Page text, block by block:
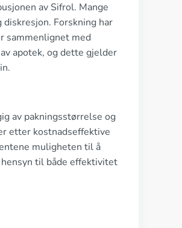
av Sifrol. Mange
Forskning har
sammenlignet med
apotek, og dette gjelder
av pakningsstørrelse og
etter kostnadseffektive
muligheten til å
til både effektivitet